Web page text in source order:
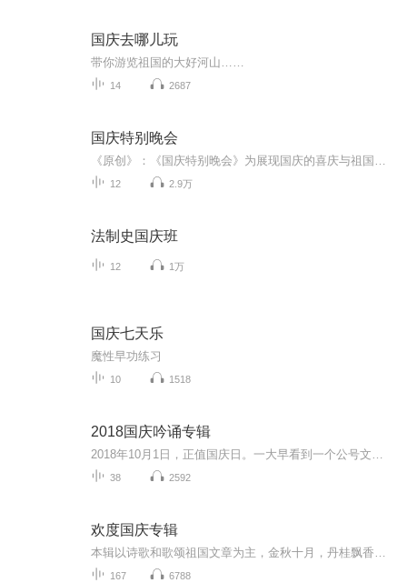
国庆去哪儿玩
带你游览祖国的大好河山……
14 2687
国庆特别晚会
12 2.9万
法制史国庆班
12 1万
国庆七天乐
魔性早功练习
10 1518
2018国庆吟诵专辑
38 2592
欢度国庆专辑
167 6788